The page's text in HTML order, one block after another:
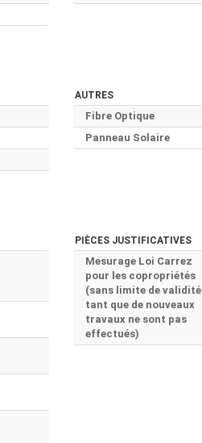
AUTRES
Fibre Optique
Panneau Solaire
PIÈCES JUSTIFICATIVES
Mesurage Loi Carrez
pour les copropriétés
(sans limite de validité
tant que de nouveaux
travaux ne sont pas
effectués)